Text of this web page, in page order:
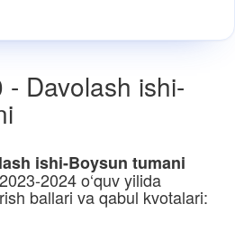
Davolash ishi-
ishi-Boysun tumani
2024 o‘quv yilida
ballari va qabul kvotalari: